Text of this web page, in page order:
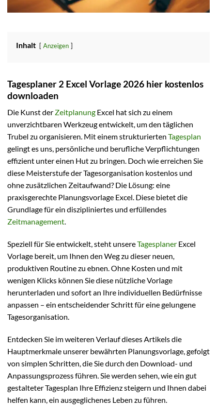
Inhalt Anzeigen
Tagesplaner 2 Excel Vorlage 2026 hier kostenlos
downloaden
Die Kunst der Zeitplanung Excel hat sich zu einem
unverzichtbaren Werkzeug entwickelt, um den täglichen
Trubel zu organisieren. Mit einem strukturierten Tagesplan
gelingt es uns, persönliche und berufliche Verpflichtungen
effizient unter einen Hut zu bringen. Doch wie erreichen Sie
diese Meisterstufe der Tagesorganisation kostenlos und
ohne zusätzlichen Zeitaufwand? Die Lösung: eine
praxisgerechte Planungsvorlage Excel. Diese bietet die
Grundlage für ein diszipliniertes und erfüllendes
Zeitmanagement.
Speziell für Sie entwickelt, steht unsereTagesplaner Excel
Vorlage bereit, um Ihnen den Weg zu dieser neuen,
produktiven Routine zu ebnen. Ohne Kosten und mit
wenigen Klicks können Sie diese nützliche Vorlage
herunterladen und sofort an Ihre individuellen Bedürfnisse
anpassen – ein entscheidender Schritt für eine gelungene
Tagesorganisation.
Entdecken Sie im weiteren Verlauf dieses Artikels die
Hauptmerkmale unserer bewährten Planungsvorlage, gefolgt
von simplen Schritten, die Sie durch den Download- und
Anpassungsprozess führen. Sie werden sehen, wie ein gut
gestalteter Tagesplan Ihre Effizienz steigern und Ihnen dabei
helfen kann, ein ausgeglichenes Leben zu führen.